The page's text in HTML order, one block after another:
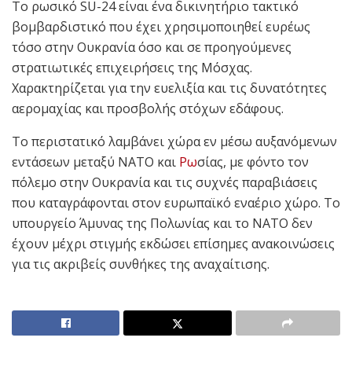
Το ρωσικό SU-24 είναι ένα δικινητήριο τακτικό
βομβαρδιστικό που έχει χρησιμοποιηθεί ευρέως
τόσο στην Ουκρανία όσο και σε προηγούμενες
στρατιωτικές επιχειρήσεις της Μόσχας.
Χαρακτηρίζεται για την ευελιξία και τις δυνατότητες
αερομαχίας και προσβολής στόχων εδάφους.
Το περιστατικό λαμβάνει χώρα εν μέσω αυξανόμενων
εντάσεων μεταξύ ΝΑΤΟ και Ρωσίας, με φόντο τον
πόλεμο στην Ουκρανία και τις συχνές παραβιάσεις
που καταγράφονται στον ευρωπαϊκό εναέριο χώρο. Το
υπουργείο Άμυνας της Πολωνίας και το ΝΑΤΟ δεν
έχουν μέχρι στιγμής εκδώσει επίσημες ανακοινώσεις
για τις ακριβείς συνθήκες της αναχαίτισης.